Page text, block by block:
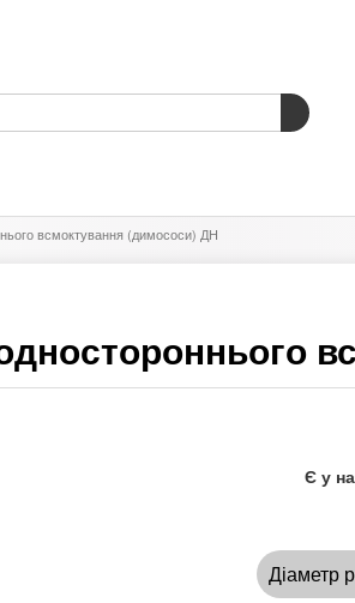
всмоктування (димососи) ДН
Є у
Діаметр